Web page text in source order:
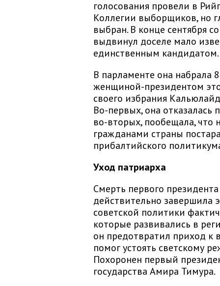
голосования провели в
Коллегии выборщиков, но
выбран. В конце сентября
выдвинул доселе мало
единственным кандидатом.
В парламенте она набрала
женщиной-президентом
своего избрания
Во-первых, она отказалась
во-вторых, пообещала, что
гражданами страны
прибалтийского
Уход патриарха
Смерть первого
действительно завершила
советской политики
которые развивались в
он предотвратил приход к
помог устоять светскому
Похоронен первый
государства Амира Тимура.